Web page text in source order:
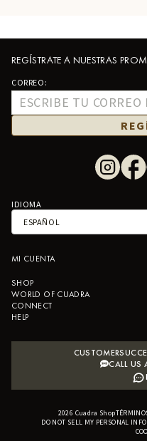
REGÍSTRATE A NUESTRAS
CORREO:
IDIOMA
MI CUENTA
SHOP
WORLD OF CUADRA
CONNECT
HELP
CALL
2026 Cuadra Shop
DO NOT SELL MY PERSONAL